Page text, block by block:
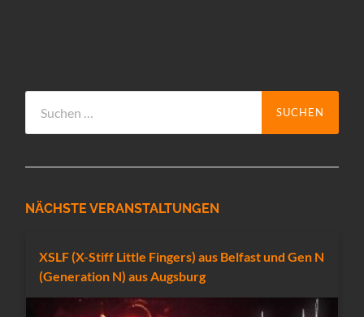
nach:
NÄCHSTE VERANSTALTUNGEN
XSLF (X-Stiff Little Fingers) aus Belfast und Gen N
(Generation N) aus Augsburg